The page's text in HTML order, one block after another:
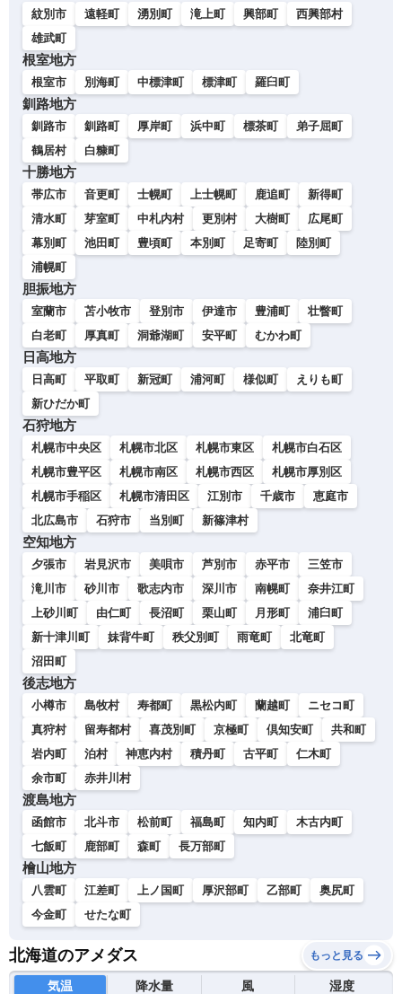
紋別市 遠軽町 湧別町 滝上町 興部町
西興部村
雄武町
根室地方
根室市 別海町 中標津町 標津町 羅臼町
釧路地方
釧路市 釧路町 厚岸町 浜中町 標茶町
弟子屈町
鶴居村
白糠町
十勝地方
帯広市 音更町 士幌町 上士幌町 鹿追町
新得町
清水町
芽室町 中札内村 更別村 大樹町
広尾町
幕別町
池田町 豊頃町 本別町 足寄町
陸別町
浦幌町
胆振地方
室蘭市 苫小牧市 登別市 伊達市 豊浦町
壮瞥町
白老町
厚真町 洞爺湖町 安平町 むかわ町
日高地方
日高町 平取町 新冠町 浦河町 様似町
えりも町
新ひだか町
石狩地方
札幌市中央区 札幌市北区 札幌市東区
札幌市白石区
札幌市豊平区
札幌市南区 札幌市西区
札幌市厚別区
札幌市手稲区
札幌市清田区 江別市 千歳市
恵庭市
北広島市
石狩市 当別町 新篠津村
空知地方
夕張市 岩見沢市 美唄市 芦別市 赤平市
三笠市
滝川市
砂川市 歌志内市 深川市 南幌町
奈井江町
上砂川町
由仁町 長沼町 栗山町 月形町
浦臼町
新十津川町
妹背牛町 秩父別町 雨竜町
北竜町
沼田町
後志地方
小樽市 島牧村 寿都町 黒松内町 蘭越町
ニセコ町
真狩村
留寿都村 喜茂別町 京極町 倶知安町
共和町
岩内町
泊村 神恵内村 積丹町 古平町
仁木町
余市町
赤井川村
渡島地方
函館市 北斗市 松前町 福島町 知内町
木古内町
七飯町
鹿部町 森町 長万部町
檜山地方
八雲町 江差町 上ノ国町 厚沢部町 乙部町
奥尻町
今金町
せたな町
北海道のアメダス もっと見る
気温 降水量 風 湿度